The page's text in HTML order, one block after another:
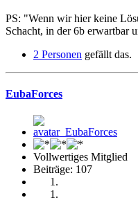
PS: "Wenn wir hier keine
Schacht, in der 6b erwartbar
2 Personen gefällt das.
EubaForces
Vollwertiges Mitglied
Beiträge: 107